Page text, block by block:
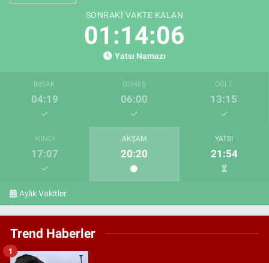
SONRAKI VAKTE KALAN
01:14:05
Yatsı Namazı
İMSAK
04:19
GÜNEŞ
06:00
ÖĞLE
13:15
İKINDI
17:07
AKŞAM
20:20
YATSI
21:54
Aylık Vakitler
Trend Haberler
1